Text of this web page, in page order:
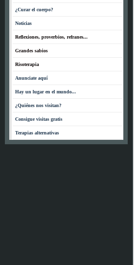
¿Curar el cuerpo?
Noticias
Reflexiones, proverbios, refranes...
Grandes sabios
Risoterapia
Anunciate aquí
Hay un lugar en el mundo...
¿Quiénes nos visitan?
Consigue visitas gratis
Terapias alternativas